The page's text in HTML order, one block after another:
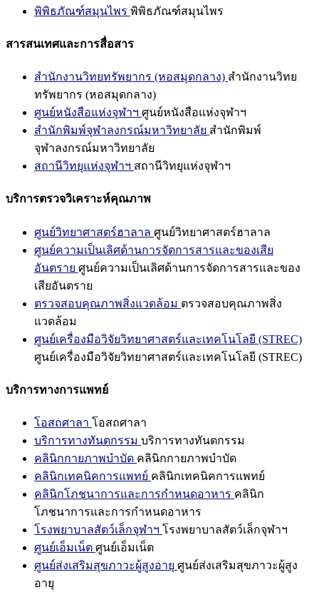
พิพิธภัณฑ์สมุนไพร พิพิธภัณฑ์สมุนไพร
สารสนเทศและการสื่อสาร
สำนักงานวิทยทรัพยากร (หอสมุดกลาง) สำนักงานวิทย
ทรัพยากร (หอสมุดกลาง)
ศูนย์หนังสือแห่งจุฬาฯ ศูนย์หนังสือแห่งจุฬาฯ
สำนักพิมพ์จุฬาลงกรณ์มหาวิทยาลัย สำนักพิมพ์
จุฬาลงกรณ์มหาวิทยาลัย
สถานีวิทยุแห่งจุฬาฯ สถานีวิทยุแห่งจุฬาฯ
บริการตรวจวิเคราะห์คุณภาพ
ศูนย์วิทยาศาสตร์ฮาลาล ศูนย์วิทยาศาสตร์ฮาลาล
ศูนย์ความเป็นเลิศด้านการจัดการสารและของเสีย
อันตราย ศูนย์ความเป็นเลิศด้านการจัดการสารและของ
เสียอันตราย
ตรวจสอบคุณภาพสิ่งแวดล้อม ตรวจสอบคุณภาพสิ่ง
แวดล้อม
ศูนย์เครื่องมือวิจัยวิทยาศาสตร์และเทคโนโลยี (STREC)
ศูนย์เครื่องมือวิจัยวิทยาศาสตร์และเทคโนโลยี (STREC)
บริการทางการแพทย์
โอสถศาลา โอสถศาลา
บริการทางทันตกรรม บริการทางทันตกรรม
คลินิกกายภาพบำบัด คลินิกกายภาพบำบัด
คลินิกเทคนิคการแพทย์ คลินิกเทคนิคการแพทย์
คลินิกโภชนาการและการกำหนดอาหาร คลินิก
โภชนาการและการกำหนดอาหาร
โรงพยาบาลสัตว์เล็กจุฬาฯ โรงพยาบาลสัตว์เล็กจุฬาฯ
ศูนย์เอ็มเน็ต ศูนย์เอ็มเน็ต
ศูนย์ส่งเสริมสุขภาวะผู้สูงอายุ ศูนย์ส่งเสริมสุขภาวะผู้สูง
อายุ